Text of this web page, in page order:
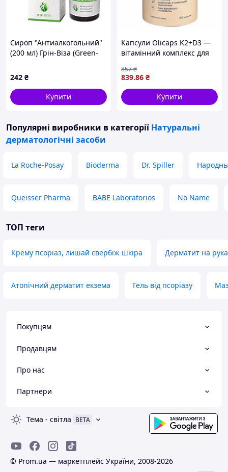
Сироп "Антиалкогольний"
(200 мл) Грін-Віза (Green-
242 ₴
Купити
Капсули Olicaps K2+D3 —
вітамінний комплекс для
60 шт
839.86 ₴
857₴
Купити
Популярні виробники в категорії Натуральні
дерматологічні засоби
La Roche-Posay Bioderma Dr. Spiller
Queisser Pharma BABE Laboratorios No Name
ТОП теги
Крему псоріаз, лишай свербіж шкіра Дерматит на
Атопічний дерматит екзема Гель від псоріазу
Покупцям
Продавцям
Про нас
Партнери
Тема - світла BETA
© Prom.ua — маркетплейс України, 2008-2026